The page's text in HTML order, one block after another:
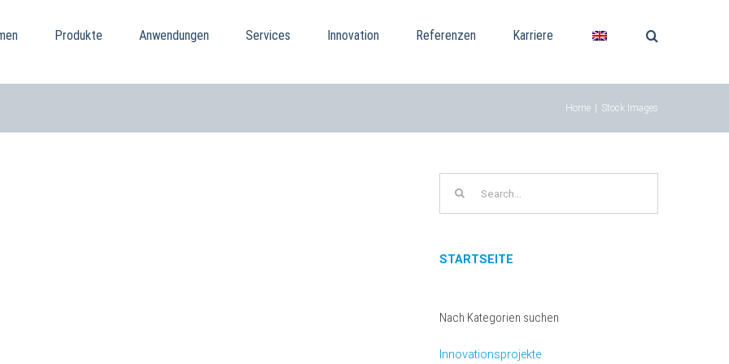
Produkte Anwendungen Services Innovation Referenzen Karriere
Home Stock Images
STARTSEITE
Nach Kategorien suchen
Innovationsprojekte